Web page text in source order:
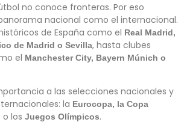
no conoce fronteras. Por eso
nacional como el internacional.
de España como el Real Madrid,
de Madrid o Sevilla, hasta clubes
el Manchester City, Bayern Múnich o
a las selecciones nacionales y
la Eurocopa, la Copa
o los Juegos Olímpicos.